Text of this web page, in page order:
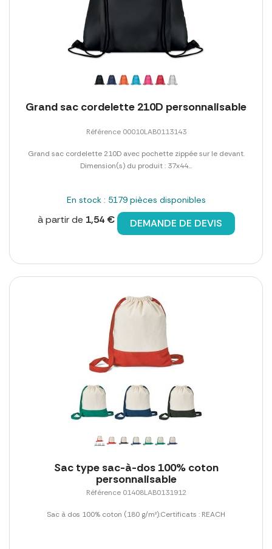
Grand sac cordelette 210D personnalisable
Référence 00010LAB0113143
Grand sac cordelette 210D avec pochette zippée sur le devant.
Dimension(s) du produit : 37x44...
En stock : 5179 pièces disponibles
à partir de 1,54 € DEMANDE DE DEVIS
Sac type sac-à-dos 100% coton
personnalisable
Référence 01408LAB0131912
Sac à dos 100% coton (180 g/m²).Certificats : REACH